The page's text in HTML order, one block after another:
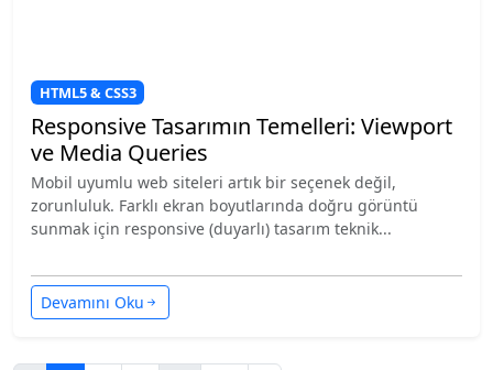
HTML5 & CSS3
Responsive Tasarımın Temelleri: Viewport
ve Media Queries
Mobil uyumlu web siteleri artık bir seçenek değil,
zorunluluk. Farklı ekran boyutlarında doğru görüntü
sunmak için responsive (duyarlı) tasarım teknik...
Devamını Oku